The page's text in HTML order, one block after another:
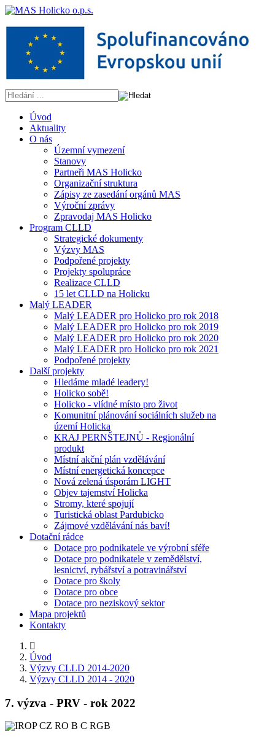
Úvod
Aktuality
O nás
Územní vymezení
Stanovy
Partneři MAS Holicko
Organizační struktura
Zápisy ze zasedání orgánů MAS
Výroční zprávy
Zpravodaj MAS Holicko
Program CLLD
Strategické dokumenty
Výzvy MAS
Podpořené projekty
Projekty spolupráce
Realizace CLLD
15 let CLLD na Holicku
Malý LEADER
Malý LEADER pro Holicko pro rok 2018
Malý LEADER pro Holicko pro rok 2019
Malý LEADER pro Holicko pro rok 2020
Malý LEADER pro Holicko pro rok 2021
Podpořené projekty
Další projekty
Hledáme mladé leadery!
Holicko sobě!
Holicko - vlídné místo pro život
Komunitní plánování sociálních služeb na
území Holicka
KRAJ PERNŠTEJNŮ - Regionální
produkt
Místní akční plán vzdělávání
Místní energetická koncepce
Nová zelená úsporám LIGHT
Objev tajemství Holicka
Stromy, které spojují
Turistická oblast Pardubicko
Zájmové vzdělávání nás baví!
Dotační rádce
Dotace pro podnikatele ve výrobní sféře
Dotace pro podnikatele v zemědělství,
lesnictví, rybářství a potravinářství
Dotace pro školy
Dotace pro obce
Dotace pro neziskový sektor
Mapa projektů
Kontakty
Úvod
Výzvy CLLD 2014-2020
Výzvy CLLD 2014 - 2020
7. výzva - PRV - rok 2022